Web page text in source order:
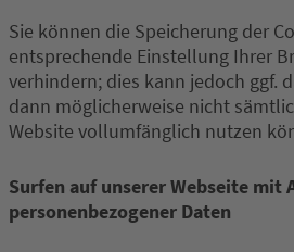
Sie können die Speicherung der
entsprechende Einstellung Ihrer
verhindern; dies kann jedoch ggf.
dann möglicherweise nicht
Website vollumfänglich nutzen
Surfen auf unserer Webseite mit
personenbezogener Daten